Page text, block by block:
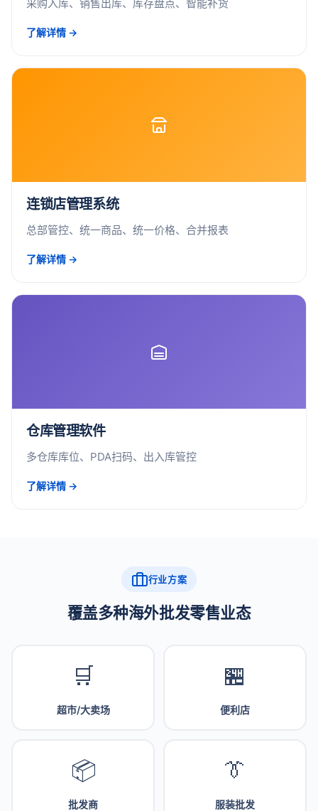
采购入库、销售出库、库存盘点、智能补货
了解详情 →
连锁店管理系统
总部管控、统一商品、统一价格、合并报表
了解详情 →
仓库管理软件
多仓库库位、PDA扫码、出入库管控
了解详情 →
行业方案
覆盖多种海外批发零售业态
🛒
超市/大卖场
🏪
便利店
📦
批发商
👔
服装批发